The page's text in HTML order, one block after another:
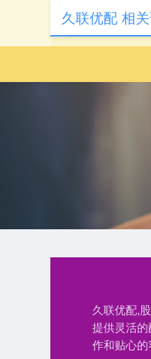
久联优配,
提供灵活
作和贴心的
久联优配 相